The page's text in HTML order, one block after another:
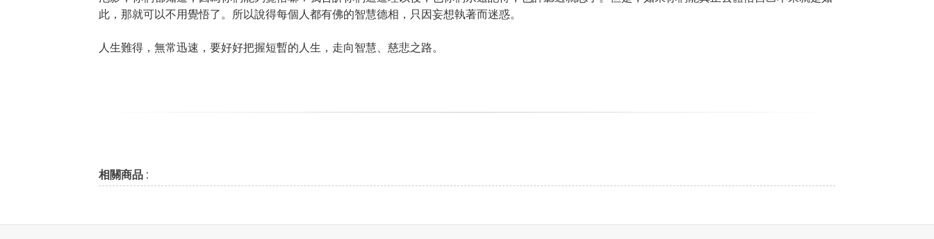
此，那就可以不用覺悟了。所以說得每個人都有佛的智慧德相，只因妄想執著而迷惑。
人生難得，無常迅速，要好好把握短暫的人生，走向智慧、慈悲之路。
相關商品 :